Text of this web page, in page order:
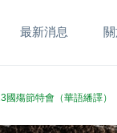
最新消息
國殤節特會（華語繙譯）